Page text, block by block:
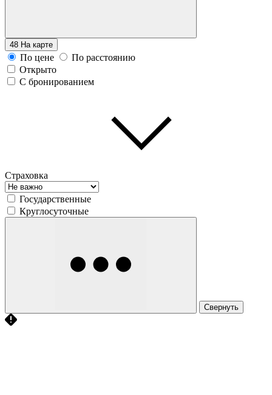
48 На карте
По цене
По расстоянию
Открыто
С бронированием
Страховка
Государственные
Круглосуточные
Свернуть